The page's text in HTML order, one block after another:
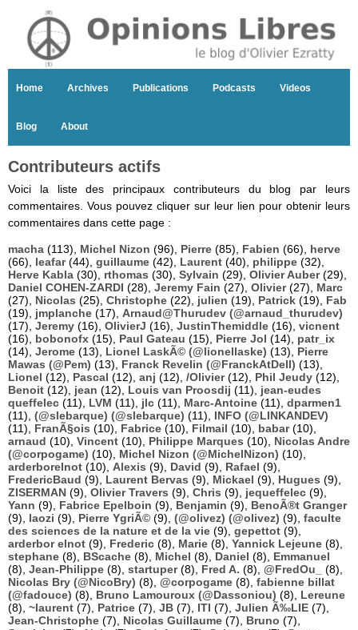
Home Archives Publications Podcasts Videos
Blog About
Contributeurs actifs
Voici la liste des principaux contributeurs du blog par leurs
commentaires. Vous pouvez cliquer sur leur lien pour obtenir leurs
commentaires dans cette page :
macha (113), Michel Nizon (96), Pierre (85), Fabien (66), herve
(66), leafar(44), guillaume (42), Laurent (40), philippe (32),
Herve Kabla (30), rthomas (30), Sylvain (29), Olivier Auber(29),
Daniel COHEN-ZARDI (28), Jeremy Fain (27), Olivier(27), Marc
(27), Nicolas (25), Christophe (22), julien (19), Patrick (19), Fab
(19), jmplanche (17), Arnaud@Thurudev (@arnaud_thurudev)
(17), Jeremy (16), OlivierJ (16), JustinThemiddle (16), vicnent
(16), bobonofx (15), Paul Gateau (15), Pierre Jol (14), patr_ix
(14), Jerome (13), Lionel LaskÃ© (@lionellaske) (13), Pierre
Mawas (@Pem) (13), Franck Revelin (@FranckAtDell) (13),
Lionel (12), Pascal (12), anj (12), /Olivier(12), Phil Jeudy (12),
Benoit (12), jean (12), Louis van Proosdij (11), jean-eudes
queffelec (11), LVM (11), jlc (11), Marc-Antoine (11), dparmen1
(11), (@slebarque) (@slebarque) (11), INFO (@LINKANDEV)
(11), FranÃ§ois (10), Fabrice (10), Filmail (10), babar(10),
arnaud (10), Vincent (10), Philippe Marques (10), Nicolas Andre
(@corpogame) (10), Michel Nizon (@MichelNizon) (10),
arderborelnot (10), Alexis (9), David (9), Rafael (9),
FredericBaud (9), Laurent Bervas (9), Mickael (9), Hugues (9),
ZISERMAN (9), Olivier Travers (9), Chris (9), jequeffelec (9),
Yann (9), Fabrice Epelboin (9), Benjamin (9), BenoÃ®t Granger
(9), laozi (9), Pierre YgriÃ© (9), (@olivez) (@olivez) (9), faculte
des sciences de la nature et de la vie (9), gepettot (9),
arderbor elnot (9), Frederic (8), Marie (8), Yannick Lejeune (8),
stephane (8), BScache (8), Michel (8), Daniel (8), Emmanuel
(8), Jean-Philippe (8), startuper(8), Fred A. (8), @FredOu_
(8),
Nicolas Bry (@NicoBry) (8), @corpogame (8), fabienne billat
(@fadouce) (8), Bruno Lamouroux (@Dassoniou) (8), Lereune
(8), ~laurent (7), Patrice (7), JB (7), ITI (7), Julien Ã‰LIE (7),
Jean-Christophe (7), Nicolas Guillaume (7), Bruno (7),